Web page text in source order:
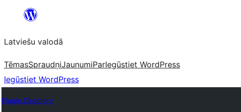
Pāriet
saturu
Latviešu valodā
TēmasSpraudņiJaunumiParIegūstiet WordPress
Iegūstiet WordPress
Plugin Directory